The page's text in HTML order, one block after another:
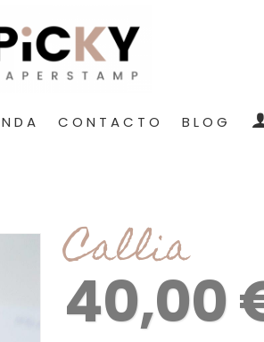
CONTACTO BLOG
Callia
40,00